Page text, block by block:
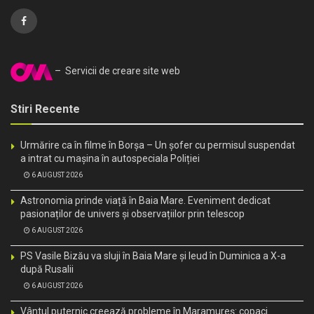
– Servicii de creare site web
Stiri Recente
Urmărire ca în filme în Borșa – Un șofer cu permisul suspendat
a intrat cu mașina în autospeciala Poliției
6 AUGUST 2026
Astronomia prinde viață în Baia Mare. Eveniment dedicat
pasionaților de univers și observațiilor prin telescop
6 AUGUST 2026
PS Vasile Bizău va sluji în Baia Mare și Ieud în Duminica a X-a
după Rusalii
6 AUGUST 2026
Vântul puternic creează probleme în Maramureș: copaci